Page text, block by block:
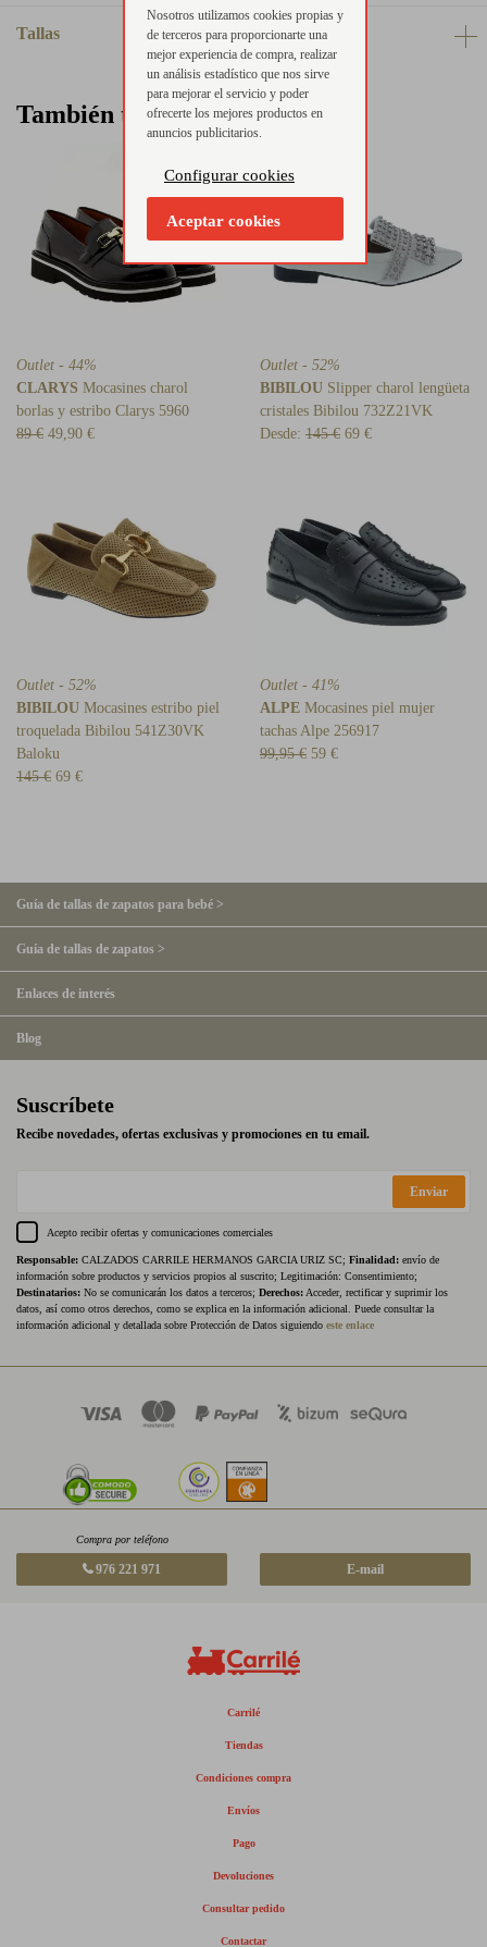
Tallas
También te puede interesar
Outlet - 44%
CLARYS Mocasines charol
borlas y estribo Clarys 5960
89 € 49,90 €
Outlet - 52%
BIBILOU Slipper charol lengüeta
cristales Bibilou 732Z21VK
Desde: 145 € 69 €
Outlet - 52%
BIBILOU Mocasines estribo piel
troquelada Bibilou 541Z30VK
Baloku
145 € 69 €
Outlet - 41%
ALPE Mocasines piel mujer
tachas Alpe 256917
99,95 € 59 €
Guía de tallas de zapatos para bebé >
Guía de tallas de zapatos >
Enlaces de interés
Blog
Suscríbete
Recibe novedades, ofertas exclusivas y promociones en tu email.
Enviar
Acepto recibir ofertas y comunicaciones comerciales
Responsable: CALZADOS CARRILE HERMANOS GARCIA URIZ SC; Finalidad: envío de
información sobre productos y servicios propios al suscrito; Legitimación: Consentimiento;
Destinatarios: No se comunicarán los datos a terceros; Derechos: Acceder, rectificar y suprimir los
datos, así como otros derechos, como se explica en la información adicional. Puede consultar la
información adicional y detallada sobre Protección de Datos siguiendo este enlace
Compra por teléfono
976 221 971 E-mail
Carrilé
Tiendas
Condiciones compra
Envíos
Pago
Devoluciones
Consultar pedido
Contactar
Nosotros utilizamos cookies propias y
de terceros para proporcionarte una
mejor experiencia de compra, realizar
un análisis estadístico que nos sirve
para mejorar el servicio y poder
ofrecerte los mejores productos en
anuncios publicitarios.
Configurar cookies
Aceptar cookies